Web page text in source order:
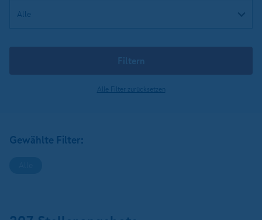
Filtern
Alle Filter zurücksetzen
Gewählte Filter: